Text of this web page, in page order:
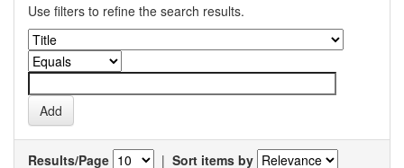
Use filters to refine the search results.
Results/Page | Sort items by